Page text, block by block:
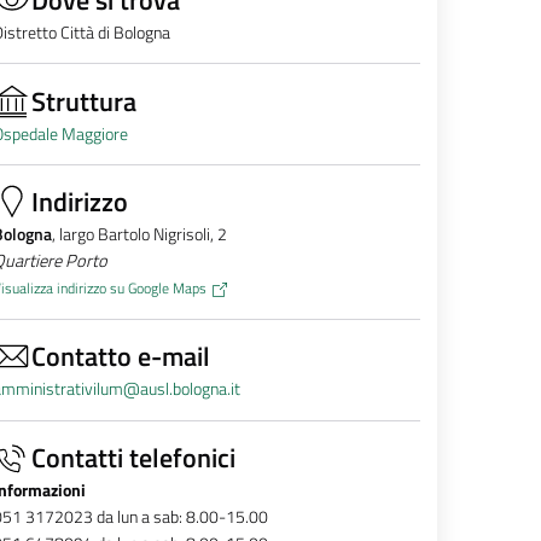
Città di Bologna
Struttura
Maggiore
Indirizzo
, largo Bartolo Nigrisoli, 2
Porto
indirizzo su Google Maps
Contatto e-mail
Contatti telefonici
3172023 da lun a sab: 8.00-15.00